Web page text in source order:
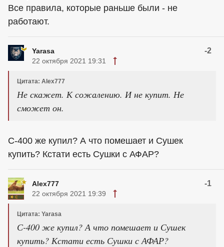
Все правила, которые раньше были - не
работают.
Yarasa -2
22 октября 2021 19:31
Цитата: Alex777
Не скажет. К сожалению. И не купит. Не
сможет он.
С-400 же купил? А что помешает и Сушек
купить? Кстати есть Сушки с АФАР?
Alex777 -1
22 октября 2021 19:39
Цитата: Yarasa
С-400 же купил? А что помешает и Сушек
купить? Кстати есть Сушки с АФАР?